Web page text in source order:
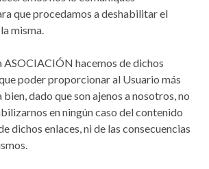
que procedamos a deshabilitar el
misma.
ASOCIACIÓN hacemos de dichos
poder proporcionar al Usuario más
dado que son ajenos a nosotros, no
en ningún caso del contenido
dichos enlaces, ni de las consecuencias